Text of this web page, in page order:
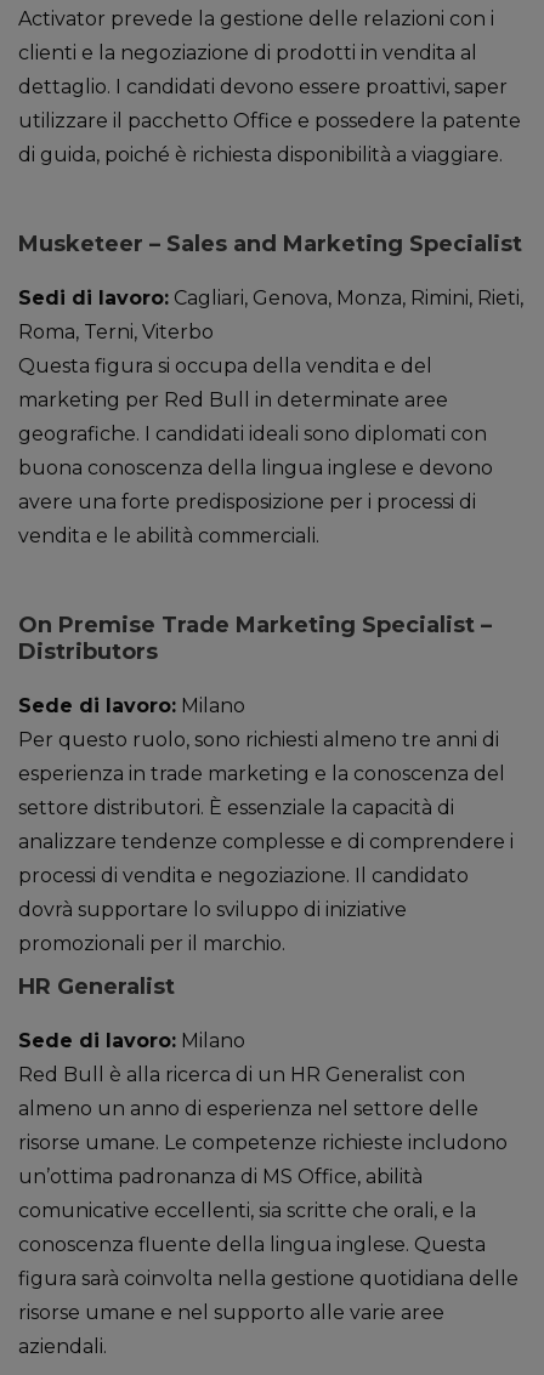
Activator prevede la gestione delle relazioni con i
clienti e la negoziazione di prodotti in vendita al
dettaglio. I candidati devono essere proattivi, saper
utilizzare il pacchetto Office e possedere la patente
di guida, poiché è richiesta disponibilità a viaggiare.
Musketeer – Sales and Marketing Specialist
Sedi di lavoro: Cagliari, Genova, Monza, Rimini, Rieti,
Roma, Terni, Viterbo
Questa figura si occupa della vendita e del
marketing per Red Bull in determinate aree
geografiche. I candidati ideali sono diplomati con
buona conoscenza della lingua inglese e devono
avere una forte predisposizione per i processi di
vendita e le abilità commerciali.
On Premise Trade Marketing Specialist –
Distributors
Sede di lavoro: Milano
Per questo ruolo, sono richiesti almeno tre anni di
esperienza in trade marketing e la conoscenza del
settore distributori. È essenziale la capacità di
analizzare tendenze complesse e di comprendere i
processi di vendita e negoziazione. Il candidato
dovrà supportare lo sviluppo di iniziative
promozionali per il marchio.
HR Generalist
Sede di lavoro: Milano
Red Bull è alla ricerca di un HR Generalist con
almeno un anno di esperienza nel settore delle
risorse umane. Le competenze richieste includono
un’ottima padronanza di MS Office, abilità
comunicative eccellenti, sia scritte che orali, e la
conoscenza fluente della lingua inglese. Questa
figura sarà coinvolta nella gestione quotidiana delle
risorse umane e nel supporto alle varie aree
aziendali.